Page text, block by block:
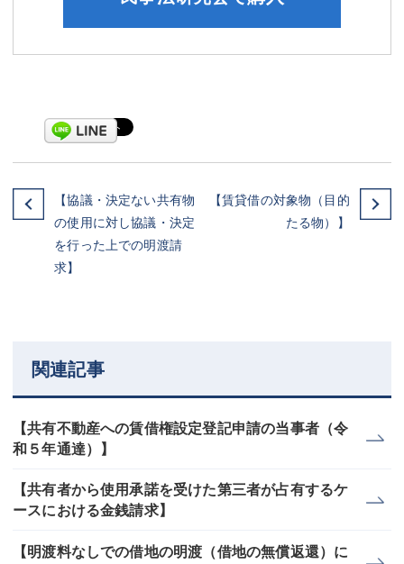
【協議・決定ない共有物
の使用に対し協議・決定
を行った上での明渡請
求】
【賃貸借の対象物（目的
たる物）】
関連記事
【共有不動産への賃借権設定登記申請の当事者（令
和５年通達）】
【共有者から使用承諾を受けた第三者が占有するケ
ースにおける金銭請求】
【明渡料なしでの借地の明渡（借地の無償返還）に